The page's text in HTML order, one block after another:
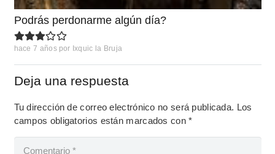
Podrás perdonarme algún día?
hace 7 años por Ixquic la Bruja
Deja una respuesta
Tu dirección de correo electrónico no será publicada. Los
campos obligatorios están marcados con*